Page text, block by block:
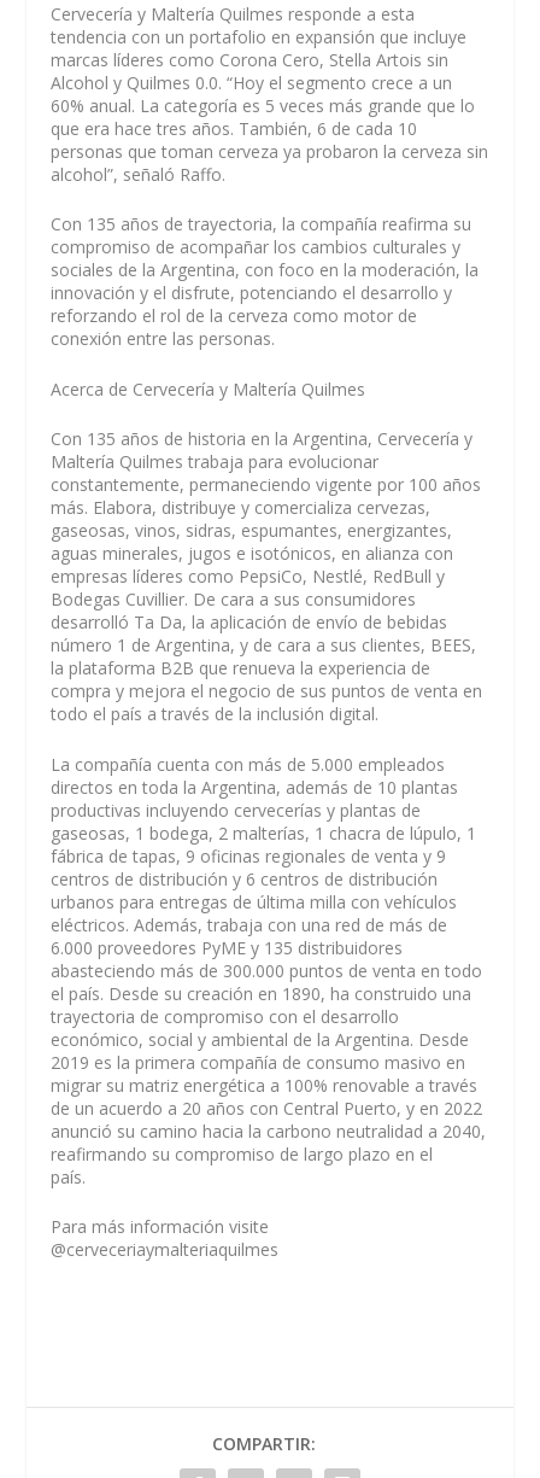
Cervecería y Maltería Quilmes responde a esta
tendencia con un portafolio en expansión que incluye
marcas líderes como Corona Cero, Stella Artois sin
Alcohol y Quilmes 0.0. “Hoy el segmento crece a un
60% anual. La categoría es 5 veces más grande que lo
que era hace tres años. También, 6 de cada 10
personas que toman cerveza ya probaron la cerveza sin
alcohol”, señaló Raffo.
Con 135 años de trayectoria, la compañía reafirma su
compromiso de acompañar los cambios culturales y
sociales de la Argentina, con foco en la moderación, la
innovación y el disfrute, potenciando el desarrollo y
reforzando el rol de la cerveza como motor de
conexión entre las personas.
Acerca de Cervecería y Maltería Quilmes
Con 135 años de historia en la Argentina, Cervecería y
Maltería Quilmes trabaja para evolucionar
constantemente, permaneciendo vigente por 100 años
más. Elabora, distribuye y comercializa cervezas,
gaseosas, vinos, sidras, espumantes, energizantes,
aguas minerales, jugos e isotónicos, en alianza con
empresas líderes como PepsiCo, Nestlé, RedBull y
Bodegas Cuvillier. De cara a sus consumidores
desarrolló Ta Da, la aplicación de envío de bebidas
número 1 de Argentina, y de cara a sus clientes, BEES,
la plataforma B2B que renueva la experiencia de
compra y mejora el negocio de sus puntos de venta en
todo el país a través de la inclusión digital.
La compañía cuenta con más de 5.000 empleados
directos en toda la Argentina, además de 10 plantas
productivas incluyendo cervecerías y plantas de
gaseosas, 1 bodega, 2 malterías, 1 chacra de lúpulo, 1
fábrica de tapas, 9 oficinas regionales de venta y 9
centros de distribución y 6 centros de distribución
urbanos para entregas de última milla con vehículos
eléctricos. Además, trabaja con una red de más de
6.000 proveedores PyME y 135 distribuidores
abasteciendo más de 300.000 puntos de venta en todo
el país. Desde su creación en 1890, ha construido una
trayectoria de compromiso con el desarrollo
económico, social y ambiental de la Argentina. Desde
2019 es la primera compañía de consumo masivo en
migrar su matriz energética a 100% renovable a través
de un acuerdo a 20 años con Central Puerto, y en 2022
anunció su camino hacia la carbono neutralidad a 2040,
reafirmando su compromiso de largo plazo en el
país.
Para más información visite
@cerveceriaymalteriaquilmes
COMPARTIR: